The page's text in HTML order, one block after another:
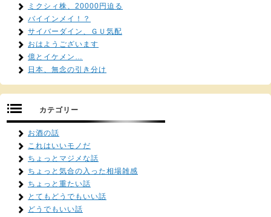
ミクシィ株、20000円迫る
バイインメイ！？
サイバーダイン、ＧＵ気配
おはようございます
億とイケメン…
日本、無念の引き分け
カテゴリー
お酒の話
これはいいモノだ
ちょっとマジメな話
ちょっと気合の入った相場雑感
ちょっと重たい話
とてもどうでもいい話
どうでもいい話